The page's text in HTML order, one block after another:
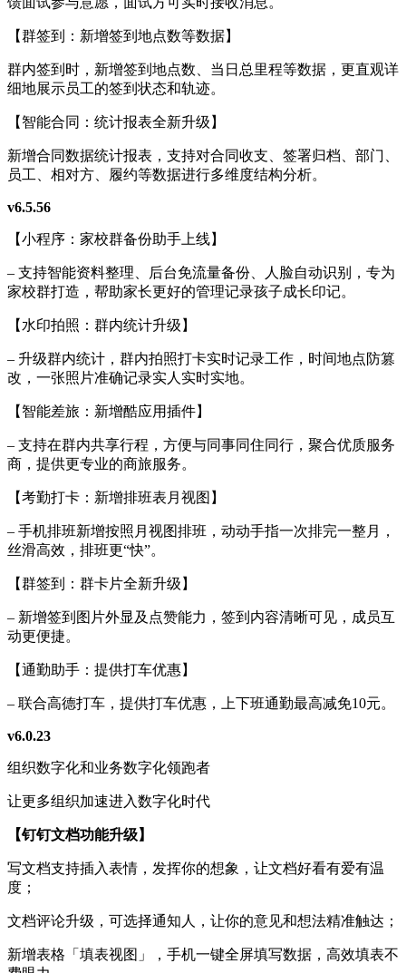
【群签到：新增签到地点数等数据】
群内签到时，新增签到地点数、当日总里程等数据，更直观详
细地展示员工的签到状态和轨迹。
【智能合同：统计报表全新升级】
新增合同数据统计报表，支持对合同收支、签署归档、部门、
员工、相对方、履约等数据进行多维度结构分析。
v6.5.56
【小程序：家校群备份助手上线】
– 支持智能资料整理、后台免流量备份、人脸自动识别，专为
家校群打造，帮助家长更好的管理记录孩子成长印记。
【水印拍照：群内统计升级】
– 升级群内统计，群内拍照打卡实时记录工作，时间地点防篡
改，一张照片准确记录实人实时实地。
【智能差旅：新增酷应用插件】
– 支持在群内共享行程，方便与同事同住同行，聚合优质服务
商，提供更专业的商旅服务。
【考勤打卡：新增排班表月视图】
– 手机排班新增按照月视图排班，动动手指一次排完一整月，
丝滑高效，排班更“快”。
【群签到：群卡片全新升级】
– 新增签到图片外显及点赞能力，签到内容清晰可见，成员互
动更便捷。
【通勤助手：提供打车优惠】
– 联合高德打车，提供打车优惠，上下班通勤最高减免10元。
v6.0.23
组织数字化和业务数字化领跑者
让更多组织加速进入数字化时代
【钉钉文档功能升级】
写文档支持插入表情，发挥你的想象，让文档好看有爱有温
度；
文档评论升级，可选择通知人，让你的意见和想法精准触达；
新增表格「填表视图」，手机一键全屏填写数据，高效填表不